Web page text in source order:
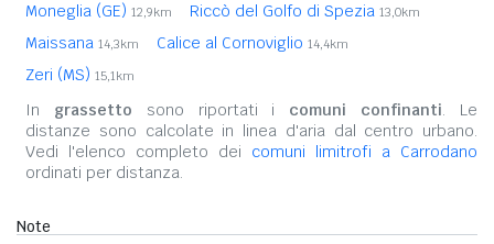
Moneglia (GE) 12,9km Riccò del Golfo di Spezia 13,0km
Maissana 14,3km Calice al Cornoviglio 14,4km
Zeri (MS) 15,1km
In grassetto sono riportati i comuni confinanti. Le
distanze sono calcolate in linea d'aria dal centro urbano.
Vedi l'elenco completo dei comuni limitrofi a Carrodano
ordinati per distanza.
Note